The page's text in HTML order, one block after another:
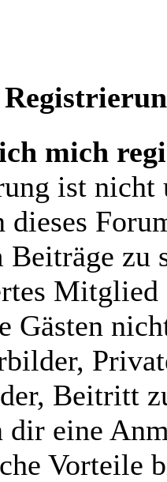
mich
ist
Beiträge
Gästen
Beitritt
eine
Vorteile